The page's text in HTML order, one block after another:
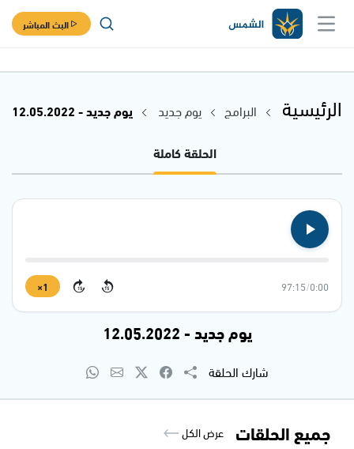
البث المباشر
الرئيسية البرامج يوم جديد
يوم جديد - 12.05.2022
الحلقة كاملة
0:00
/
97:15
15
15
1×
يوم جديد - 12.05.2022
شارك الحلقة
جميع الحلقات عرض الكل